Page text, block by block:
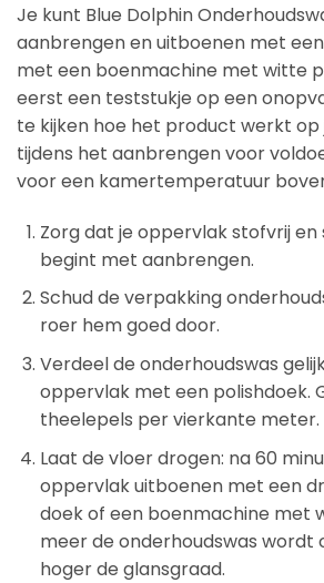
Je kunt Blue Dolphin
aanbrengen en uitboenen met
met een boenmachine met witte
eerst een teststukje op een
te kijken hoe het product werkt op
tijdens het aanbrengen voor
voor een kamertemperatuur boven
Zorg dat je oppervlak stofvrij en
begint met aanbrengen.
Schud de verpakking
roer hem goed door.
Verdeel de onderhoudswas
oppervlak met een polishdoek.
theelepels per vierkante meter.
Laat de vloer drogen: na 60
oppervlak uitboenen met een
doek of een boenmachine met
meer de onderhoudswas wordt
hoger de glansgraad.